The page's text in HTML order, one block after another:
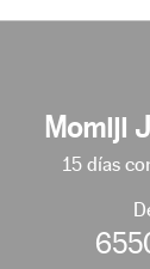
Momiji
15 días